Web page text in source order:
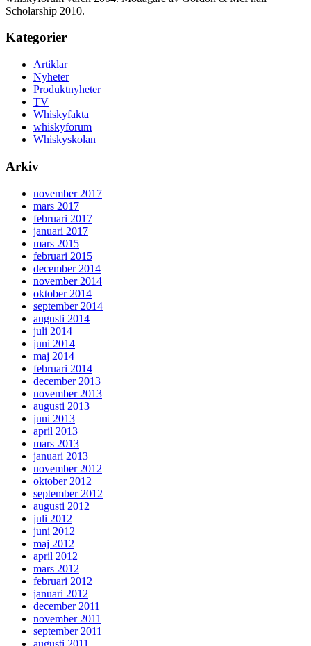
Scholarship 2010.
Kategorier
Artiklar
Nyheter
Produktnyheter
TV
Whiskyfakta
whiskyforum
Whiskyskolan
Arkiv
november 2017
mars 2017
februari 2017
januari 2017
mars 2015
februari 2015
december 2014
november 2014
oktober 2014
september 2014
augusti 2014
juli 2014
juni 2014
maj 2014
februari 2014
december 2013
november 2013
augusti 2013
juni 2013
april 2013
mars 2013
januari 2013
november 2012
oktober 2012
september 2012
augusti 2012
juli 2012
juni 2012
maj 2012
april 2012
mars 2012
februari 2012
januari 2012
december 2011
november 2011
september 2011
augusti 2011